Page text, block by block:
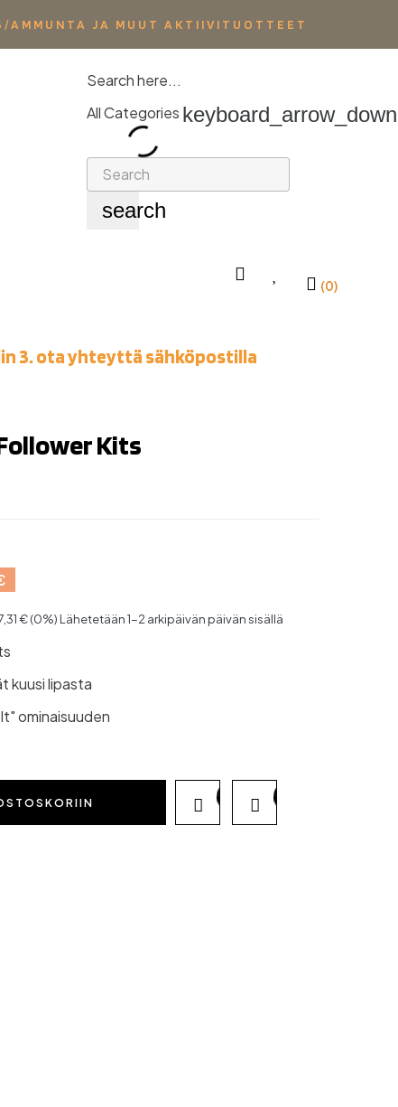
AMMUNTA JA MUUT AKTIIVITUOTTEET
Search here...
All Categories keyboard_arrow_down
search
(0)
3. ota yhteyttä sähköpostilla
Kits
€ (0%) Lähetetään 1-2 arkipäivän päivän sisällä
kuusi lipasta
ominaisuuden
 